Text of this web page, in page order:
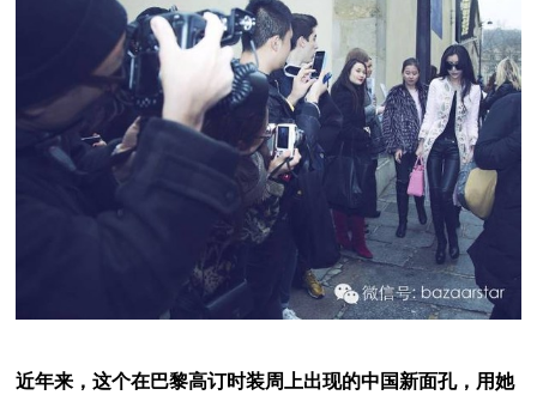
近年来，这个在巴黎高订时装周上出现的中国新面孔，用她